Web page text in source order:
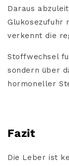
Daraus
Glukosezufuhr
verkennt die
Stoffwechsel
sondern über
hormoneller
Fazit
Die Leber ist